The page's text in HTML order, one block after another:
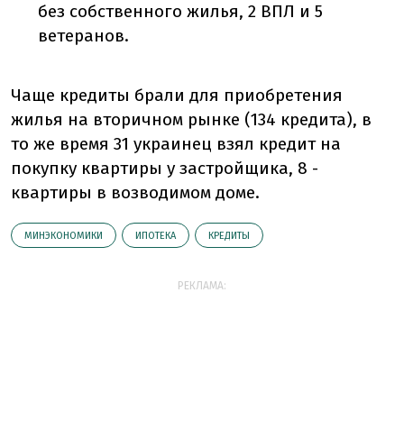
без собственного жилья, 2 ВПЛ и 5
ветеранов.
Чаще кредиты брали для приобретения
жилья на вторичном рынке (134 кредита), в
то же время 31 украинец взял кредит на
покупку квартиры у застройщика, 8 -
квартиры в возводимом доме.
МИНЭКОНОМИКИ ИПОТЕКА КРЕДИТЫ
РЕКЛАМА: